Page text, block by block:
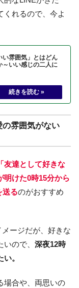
くれるので、今よ
い雰囲気」とはどん
～いい感じの二人に
雰囲気がない
友達として好きな
明けた0時15分から
送るのがおすすめ
ージだが、好きな
ので、 深夜12時
。
場合や、両思いの